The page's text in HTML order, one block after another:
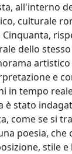
all'interno
culturale
dello stesso
e
in tempo
è stato
come se si
poesia, che
stile